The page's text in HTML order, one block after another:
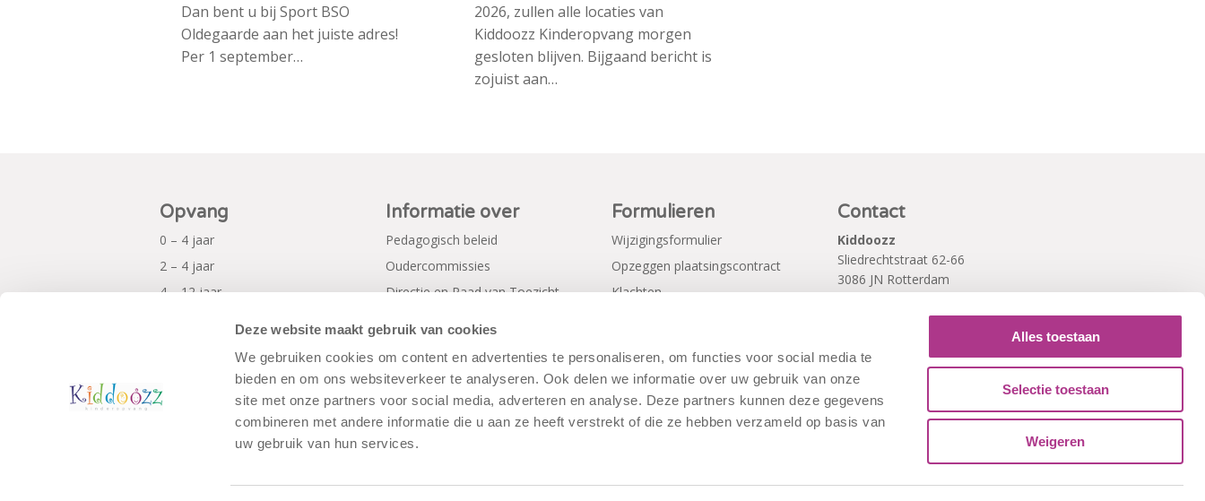
Deze website maakt gebruik van cookies
We gebruiken cookies om content en advertenties te personaliseren, om functies voor social media te
bieden en om ons websiteverkeer te analyseren. Ook delen we informatie over uw gebruik van onze
site met onze partners voor social media, adverteren en analyse. Deze partners kunnen deze gegevens
combineren met andere informatie die u aan ze heeft verstrekt of die ze hebben verzameld op basis van
uw gebruik van hun services.
Alles toestaan
Selectie toestaan
Weigeren
Dan bent u bij Sport BSO
Oldegaarde aan het juiste adres!
Per 1 september…
2026, zullen alle locaties van
Kiddoozz Kinderopvang morgen
gesloten blijven. Bijgaand bericht is
zojuist aan…
Opvang
0 – 4 jaar
2 – 4 jaar
4 – 12 jaar
Informatie over
Pedagogisch beleid
Oudercommissies
Directie en Raad van Toezicht
Formulieren
Wijzigingsformulier
Opzeggen plaatsingscontract
Klachten
Contact
Kiddoozz
Sliedrechtstraat 62-66
3086 JN Rotterdam